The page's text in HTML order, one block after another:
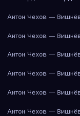
Антон Чехов —
Антон Чехов —
Антон Чехов —
Антон Чехов —
Антон Чехов —
Антон Чехов —